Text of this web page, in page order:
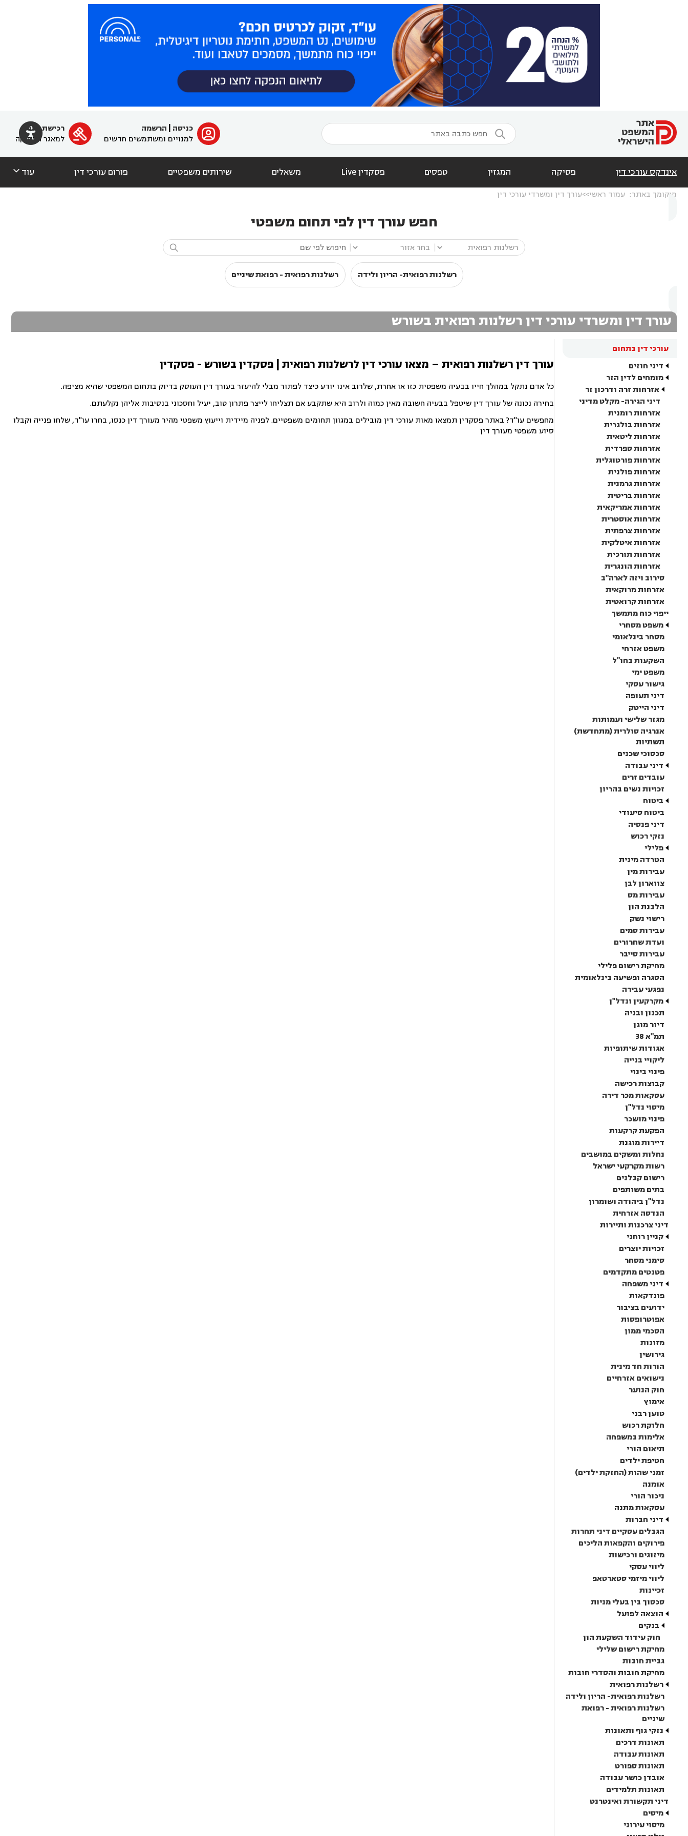
  ﱐ כניסה
הרשמה
למנויים ומשתמשים חדשים

רכישת מנוי
למאגר הפסיקה
אינדקס עורכי דין פסיקה המגזין טפסים פסקדין Live משאלים שירותים משפטיים פורום עורכי דין עוד 
מיקומך באתר: עמוד ראשי עורך דין ומשרדי עורכי דין
חפש עורך דין לפי תחום משפטי

רשלנות רפואית- הריון ולידה רשלנות רפואית - רפואת שיניים
עורך דין ומשרדי עורכי דין רשלנות רפואית בשורש
עורכי דין בתחום
דיני חוזים
מומחים לדין הזר
אזרחות זרה ודרכון זר
דיני הגירה- מקלט מדיני
אזרחות רומנית
אזרחות בולגרית
אזרחות ליטאית
אזרחות ספרדית
אזרחות פורטוגלית
אזרחות פולנית
אזרחות גרמנית
אזרחות בריטית
אזרחות אמריקאית
אזרחות אוסטרית
אזרחות צרפתית
אזרחות איטלקית
אזרחות תורכית
אזרחות הונגרית
סירוב ויזה לארה"ב
אזרחות מרוקאית
אזרחות קרואטית
ייפוי כוח מתמשך
משפט מסחרי
מסחר בינלאומי
משפט אזרחי
השקעות בחו"ל
משפט ימי
גישור עסקי
דיני תעופה
דיני הייטק
מגזר שלישי ועמותות
אנרגיה סולרית (מתחדשת)
תשתיות
סכסוכי שכנים
דיני עבודה
עובדים זרים
זכויות נשים בהריון
ביטוח
ביטוח סיעודי
דיני פנסיה
נזקי רכוש
פלילי
הטרדה מינית
עבירות מין
צווארון לבן
עבירות מס
הלבנת הון
רישוי נשק
עבירות סמים
ועדת שחרורים
עבירות סייבר
מחיקת רישום פלילי
הסגרה ופשיעה בינלאומית
נפגעי עבירה
מקרקעין ונדל"ן
תכנון ובניה
דיור מוגן
תמ"א 38
אגודות שיתופיות
ליקויי בנייה
פינוי בינוי
קבוצות רכישה
עסקאות מכר דירה
מיסוי נדל"ן
פינוי מושכר
הפקעת קרקעות
דיירות מוגנת
נחלות ומשקים במושבים
רשות מקרקעי ישראל
רישום קבלנים
בתים משותפים
נדל"ן ביהודה ושומרון
הנדסה אזרחית
דיני צרכנות ותיירות
קניין רוחני
זכויות יוצרים
סימני מסחר
פטנטים מתקדמים
דיני משפחה
פונדקאות
ידועים בציבור
אפוטרופסות
הסכמי ממון
מזונות
גירושין
הורות חד מינית
נישואים אזרחיים
חוק הנוער
אימוץ
טוען רבני
חלוקת רכוש
אלימות במשפחה
תיאום הורי
חטיפת ילדים
זמני שהות (החזקת ילדים)
אומנה
ניכור הורי
עסקאות מתנה
דיני חברות
הגבלים עסקיים דיני תחרות
פירוקים והקפאות הליכים
מיזוגים ורכישות
ליווי עסקי
ליווי מיזמי סטארטאפ
זכיינות
סכסוך בין בעלי מניות
הוצאה לפועל
בנקים
חוק עידוד השקעת הון
מחיקת רישום שלילי
גביית חובות
מחיקת חובות והסדרי חובות
רשלנות רפואית
רשלנות רפואית- הריון ולידה
רשלנות רפואית - רפואת
שיניים
נזקי גוף ותאונות
תאונות דרכים
תאונות עבודה
תאונות ספורט
אובדן כושר עבודה
תאונות תלמידים
דיני תקשורת ואינטרנט
מיסים
מיסוי עירוני
עורך דין רשלנות רפואית – מצאו עורכי דין לרשלנות רפואית | פסקדין בשורש - פסקדין
כל אדם נתקל במהלך חייו בבעיה משפטית כזו או אחרת, שלרוב אינו יודע כיצד לפתור מבלי להיעזר בעורך דין העוסק בדיוק בתחום המשפטי שהיא מציפה.
בחירה נכונה של עורך דין שיטפל בבעיה חשובה מאין כמוה ולרוב היא שתקבע אם תצליחו לייצר פתרון טוב, יעיל וחסכוני בנסיבות אליהן נקלעתם.
מחפשים עו"ד? באתר פסקדין תמצאו מאות עורכי דין מובילים במגוון תחומים משפטיים. לפניה מיידית וייעוץ משפטי מהיר מעורך דין כנסו, בחרו עו"ד, שלחו פנייה וקבלו
סיוע משפטי מעורך דין